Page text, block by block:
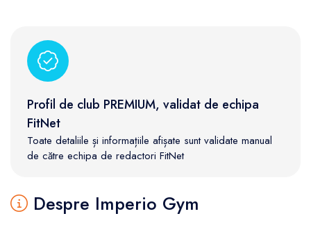
Profil de club PREMIUM, validat de echipa
FitNet
Toate detaliile și informațiile afișate sunt validate manual
de către echipa de redactori FitNet
Despre Imperio Gym